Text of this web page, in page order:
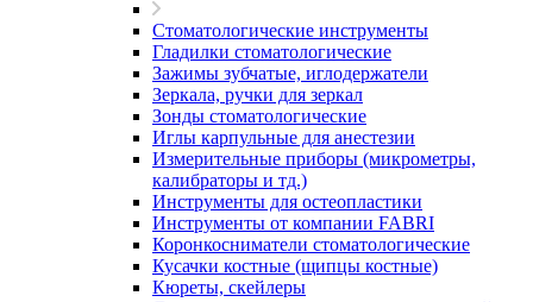
Стоматологические инструменты
Гладилки стоматологические
Зажимы зубчатые, иглодержатели
Зеркала, ручки для зеркал
Зонды стоматологические
Иглы карпульные для анестезии
Измерительные приборы (микрометры,
калибраторы и тд.)
Инструменты для остеопластики
Инструменты от компании FABRI
Коронкосниматели стоматологические
Кусачки костные (щипцы костные)
Кюреты, скейлеры